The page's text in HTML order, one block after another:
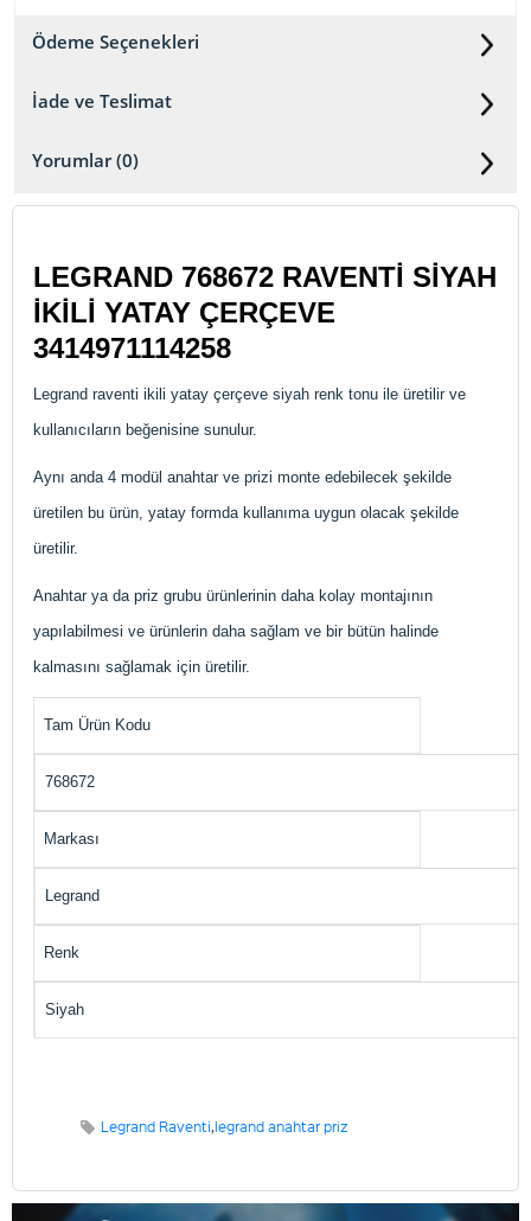
Ödeme Seçenekleri
İade ve Teslimat
Yorumlar (0)
LEGRAND 768672 RAVENTİ SİYAH
İKİLİ YATAY ÇERÇEVE
3414971114258
Legrand raventi ikili yatay çerçeve siyah renk tonu ile üretilir ve
kullanıcıların beğenisine sunulur.
Aynı anda 4 modül anahtar ve prizi monte edebilecek şekilde
üretilen bu ürün, yatay formda kullanıma uygun olacak şekilde
üretilir.
Anahtar ya da priz grubu ürünlerinin daha kolay montajının
yapılabilmesi ve ürünlerin daha sağlam ve bir bütün halinde
kalmasını sağlamak için üretilir.
Tam Ürün Kodu
768672
Markası
Legrand
Renk
Siyah
Legrand Raventi,legrand anahtar priz